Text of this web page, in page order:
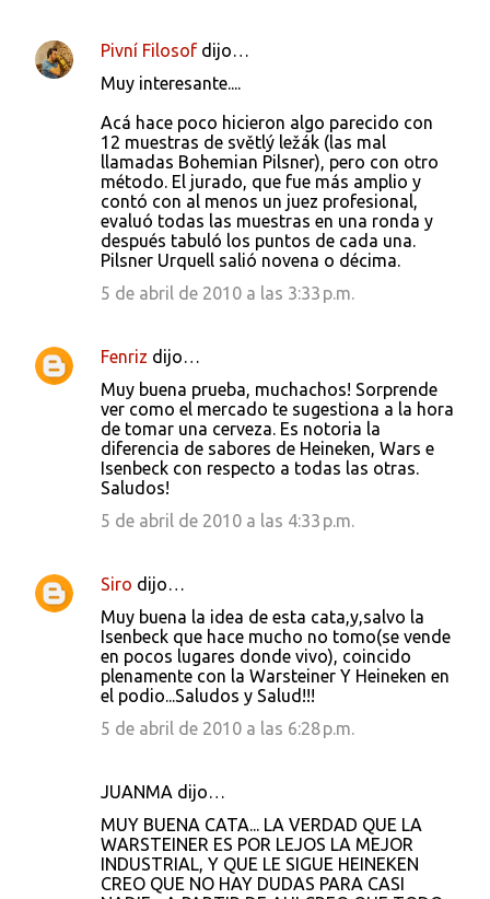
Pivní Filosof dijo…
Muy interesante....
Acá hace poco hicieron algo parecido con
12 muestras de světlý ležák (las mal
llamadas Bohemian Pilsner), pero con otro
método. El jurado, que fue más amplio y
contó con al menos un juez profesional,
evaluó todas las muestras en una ronda y
después tabuló los puntos de cada una.
Pilsner Urquell salió novena o décima.
5 de abril de 2010 a las 3:33 p.m.
Fenriz dijo…
Muy buena prueba, muchachos! Sorprende
ver como el mercado te sugestiona a la hora
de tomar una cerveza. Es notoria la
diferencia de sabores de Heineken, Wars e
Isenbeck con respecto a todas las otras.
Saludos!
5 de abril de 2010 a las 4:33 p.m.
Siro dijo…
Muy buena la idea de esta cata,y,salvo la
Isenbeck que hace mucho no tomo(se vende
en pocos lugares donde vivo), coincido
plenamente con la Warsteiner Y Heineken en
el podio...Saludos y Salud!!!
5 de abril de 2010 a las 6:28 p.m.
JUANMA dijo…
MUY BUENA CATA... LA VERDAD QUE LA
WARSTEINER ES POR LEJOS LA MEJOR
INDUSTRIAL, Y QUE LE SIGUE HEINEKEN
CREO QUE NO HAY DUDAS PARA CASI